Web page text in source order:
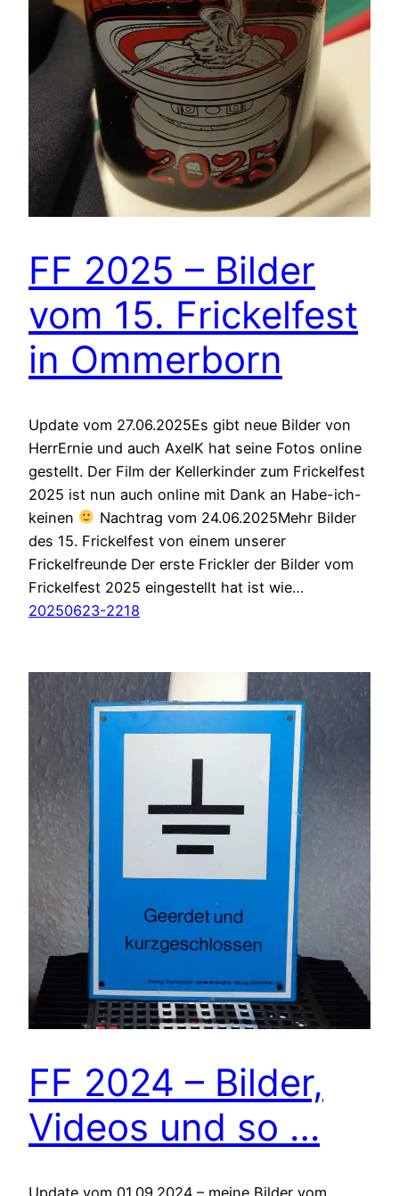
FF 2025 – Bilder
vom 15. Frickelfest
in Ommerborn
Update vom 27.06.2025Es gibt neue Bilder von
HerrErnie und auch AxelK hat seine Fotos online
gestellt. Der Film der Kellerkinder zum Frickelfest
2025 ist nun auch online mit Dank an Habe-ich-
keinen
Nachtrag vom 24.06.2025Mehr Bilder
des 15. Frickelfest von einem unserer
Frickelfreunde Der erste Frickler der Bilder vom
Frickelfest 2025 eingestellt hat ist wie…
20250623-2218
FF 2024 – Bilder,
Videos und so …
Update vom 01.09.2024 – meine Bilder vom